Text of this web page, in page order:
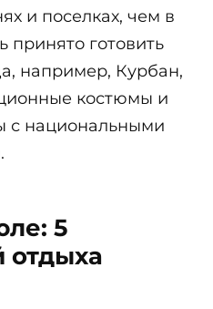
и поселках, чем в
принято готовить
например, Курбан,
костюмы и
с национальными
5
отдыха